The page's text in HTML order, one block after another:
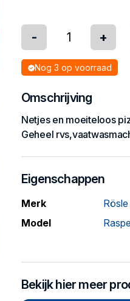
- +
Nog 3 op voorraad
Omschrijving
Netjes en moeiteloos
Geheel
Eigenschappen
Merk
Rösle
Model
Bekijk hier meer